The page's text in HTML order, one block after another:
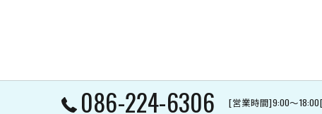
086-224-6306 [営業時間]9:00～